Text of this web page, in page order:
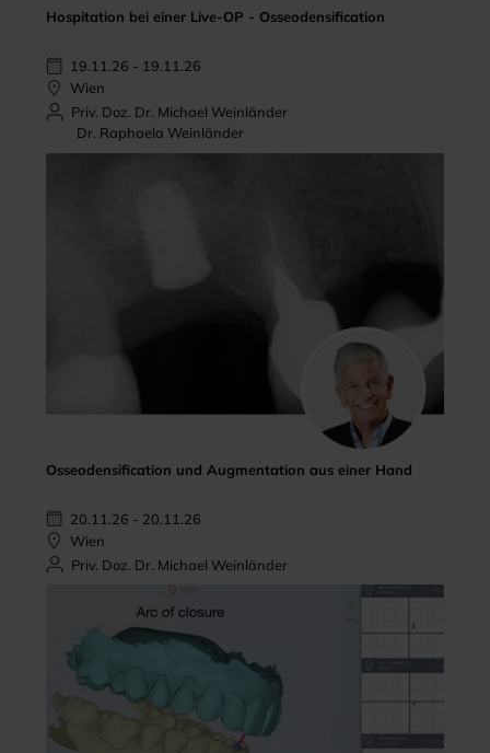
Hospitation bei einer Live-OP - Osseodensification
19.11.26 - 19.11.26
Wien
Priv. Doz. Dr. Michael Weinländer
Dr. Raphaela Weinländer
Osseodensification und Augmentation aus einer Hand
20.11.26 - 20.11.26
Wien
Priv. Doz. Dr. Michael Weinländer